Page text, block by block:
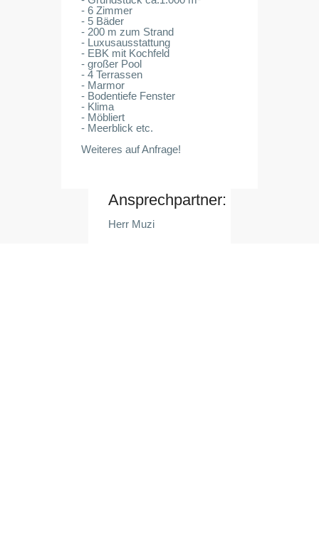
- 6 Zimmer
- 5 Bäder
- 200 m zum Strand
- Luxusausstattung
- EBK mit Kochfeld
- großer Pool
- 4 Terrassen
- Marmor
- Bodentiefe Fenster
- Klima
- Möbliert
- Meerblick etc.
Weiteres auf Anfrage!
Ansprechpartner:
Herr Muzi